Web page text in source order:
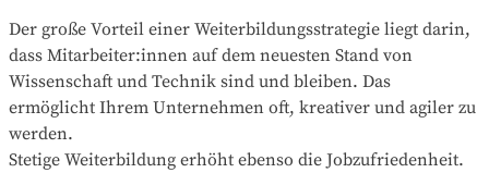
Der große Vorteil einer Weiterbildungsstrategie liegt darin,
dass Mitarbeiter:innen auf dem neuesten Stand von
Wissenschaft und Technik sind und bleiben. Das
ermöglicht Ihrem Unternehmen oft, kreativer und agiler zu
werden.
Stetige Weiterbildung erhöht ebenso die Jobzufriedenheit.